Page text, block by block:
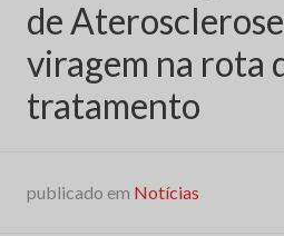
de
viragem na rota
tratamento
publicado em Notícias